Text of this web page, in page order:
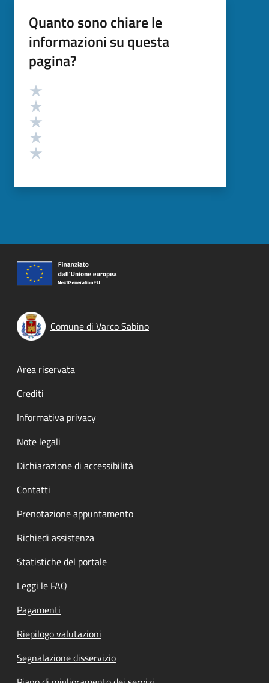
Quanto sono chiare le
informazioni su questa
pagina?
Valutazione
Comune di Varco Sabino
Footer menu
Area riservata
Crediti
Informativa privacy
Note legali
Dichiarazione di accessibilità
Contatti
Prenotazione appuntamento
Richiedi assistenza
Statistiche del portale
Leggi le FAQ
Pagamenti
Riepilogo valutazioni
Segnalazione disservizio